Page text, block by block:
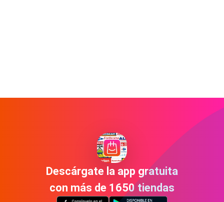
Descárgate la app gratuita
con más de 1650 tiendas